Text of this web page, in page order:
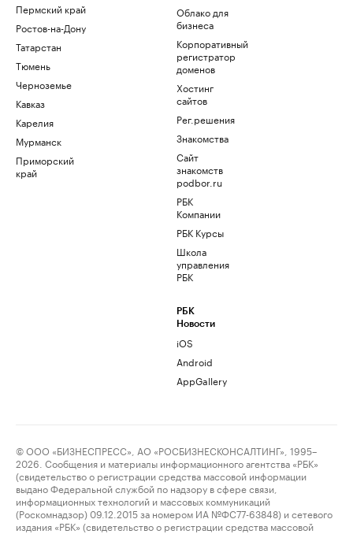
Пермский край
Ростов-на-Дону
Татарстан
Тюмень
Черноземье
Кавказ
Карелия
Мурманск
Приморский
край
Облако для
бизнеса
Корпоративный
регистратор
доменов
Хостинг
сайтов
Рег.решения
Знакомства
Сайт
знакомств
podbor.ru
РБК
Компании
РБК Курсы
Школа
управления
РБК
РБК
Новости
iOS
Android
AppGallery
© ООО «БИЗНЕСПРЕСС», АО «РОСБИЗНЕСКОНСАЛТИНГ», 1995–
2026. Сообщения и материалы информационного агентства «РБК»
(свидетельство о регистрации средства массовой информации
выдано Федеральной службой по надзору в сфере связи,
информационных технологий и массовых коммуникаций
(Роскомнадзор) 09.12.2015 за номером ИА №ФС77-63848) и сетевого
издания «РБК» (свидетельство о регистрации средства массовой